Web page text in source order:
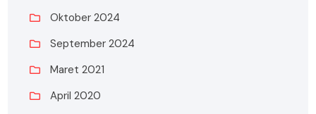
Oktober 2024
September 2024
Maret 2021
April 2020